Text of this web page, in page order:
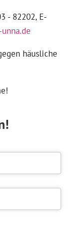
- 82202, E-
häusliche